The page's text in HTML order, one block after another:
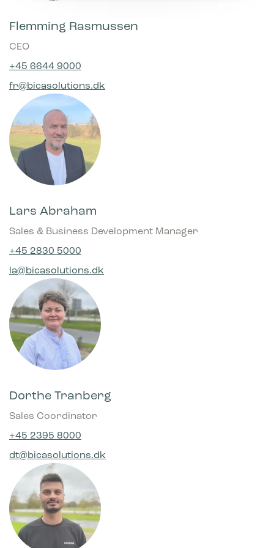
Præference cookies gør det muligt for en hjemmeside at
huske oplysninger, der ændrer den måde hjemmesiden ser
region, du befinder dig i.
Statistik
Statistiske cookies giver hjemmesideejere indsigt i brugernes
interaktion med hjemmesiden, ved at indsamle og rapportere
oplysninger anonymt.
Marketing
Marketing cookies bruges til at spore brugere på tværs af
websites. Hensigten er at vise annoncer, der er relevante og
værdifulde for udgivere og tredjeparts-annoncører.
Flemming Rasmussen
CEO
+45 6644 9000
fr@bicasolutions.dk
Lars Abraham
Sales & Business Development Manager
+45 2830 5000
la@bicasolutions.dk
Dorthe Tranberg
Sales Coordinator
+45 2395 8000
dt@bicasolutions.dk